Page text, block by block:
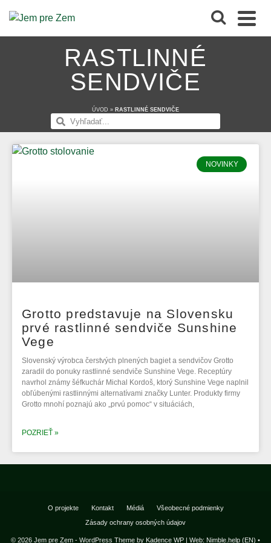
RASTLINNÉ
SENDVIČE
ÚVOD » RASTLINNÉ SENDVIČE
NOVINKY
Grotto predstavuje na Slovensku
prvé rastlinné sendviče Sunshine
Vege
Slovenský výrobca čerstvých plnených bagiet a sendvičov Grotto
zaradil do ponuky rastlinné sendviče Sunshine Vege. Receptúry
navrhol známy šéfkuchár Michal Kordoš, ktorý Sunshine Vege naplnil
obľúbenými rastlinnými alternatívami značky Lunter. Produkty firmy
Grotto mnohí poznajú ako „prvú pomoc“ v situáciách,
POZRIEŤ »
O projekte Kontakt Médiá
Všeobecné podmienky
Zásady ochrany osobných údajov
© 2026 Jem pre Zem - WordPress Theme by Kadence WP | Web: Nimble.help (EN) •